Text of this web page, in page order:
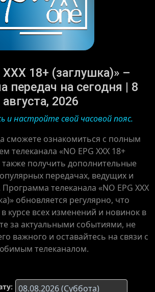
XXX 18+ (заглушка)» –
передач на сегодня | 8
августа, 2026
и настройте свой часовой пояс.
сможете ознакомиться с полным
телеканала «NO EPG XXX 18+
также получить дополнительные
передачах, ведущих и
телеканала «NO EPG XXX
обновляется регулярно, что
курсе всех изменений и новинок в
за актуальными событиями, не
важного и оставайтесь на связи с
телеканалом.